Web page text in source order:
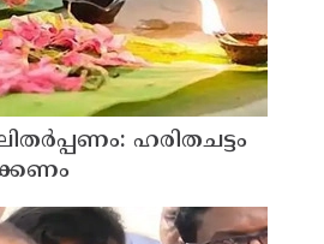
ഹരിതചട്ടം